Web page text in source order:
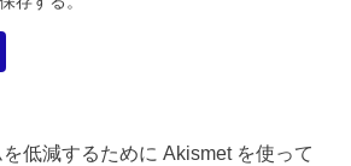
低減するために Akismet を使って